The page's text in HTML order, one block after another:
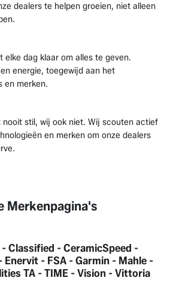
dealers te helpen groeien, niet alleen
elke dag klaar om alles te geven.
energie, toegewijd aan het
en merken.
nooit stil, wij ook niet. Wij scouten actief
en merken om onze dealers
Merkenpagina's
-Classified -CeramicSpeed -
Enervit - FSA -Garmin - Mahle -
TA -TIME -Vision -Vittoria